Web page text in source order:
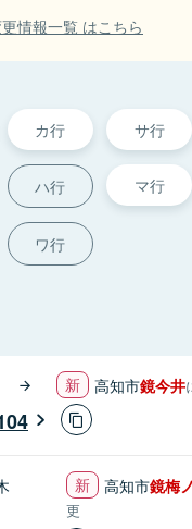
情報一覧 はこちら
カ行 サ行
ハ行 マ行
ワ行
高知市鏡今井
高知市鏡梅
更